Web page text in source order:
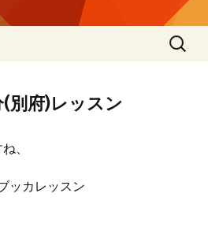
検
索:
別府)レッスン
、
ッカレッスン